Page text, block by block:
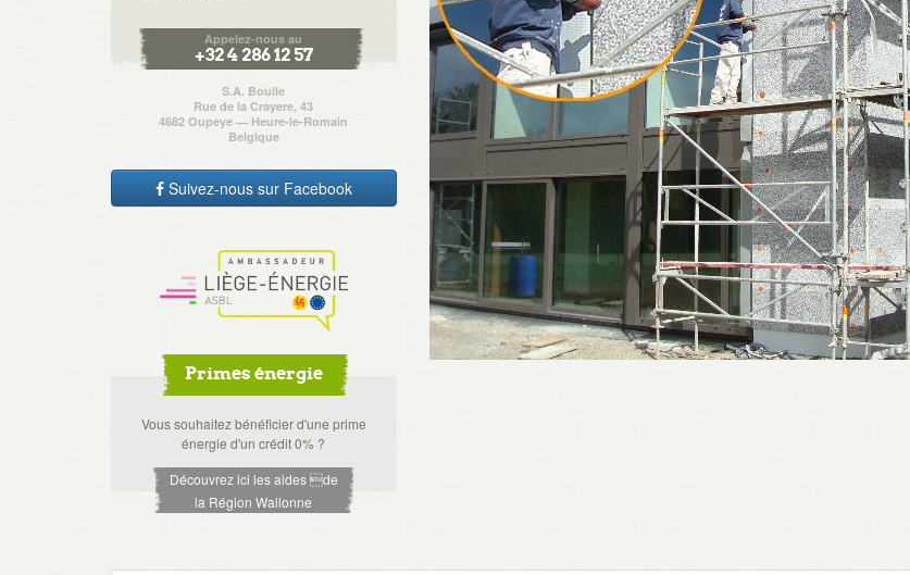
Appelez-nous au
+32 4 286 12 57
S.A. Boulle
Rue de la Crayere, 43
4682 Oupeye — Heure-le-Romain
Belgique
Suivez-nous sur Facebook
Primes énergie
Vous souhaitez bénéficier d'une prime
énergie d'un crédit 0% ?
Découvrez ici les aides de
la Région Wallonne